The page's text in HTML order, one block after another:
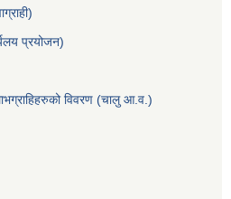
प्रयोजन)
विवरण (चालु आ.व.)